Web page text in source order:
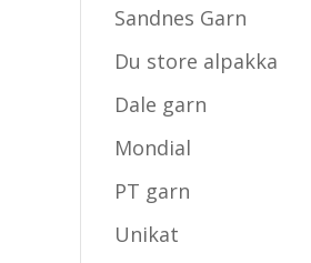
Sandnes Garn
Du store alpakka
Dale garn
Mondial
PT garn
Unikat